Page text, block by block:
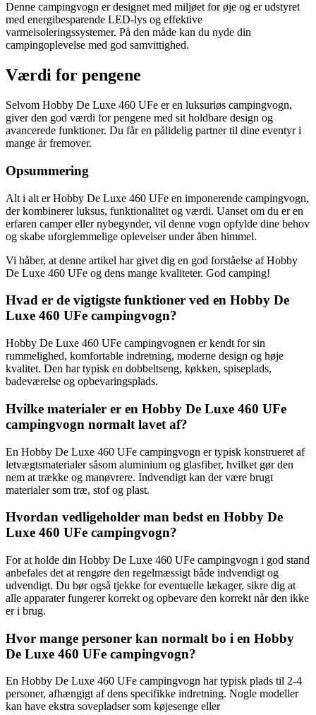
Denne campingvogn er designet med miljøet for øje og er udstyret
med energibesparende LED-lys og effektive
varmeisoleringssystemer. På den måde kan du nyde din
campingoplevelse med god samvittighed.
Værdi for pengene
Selvom Hobby De Luxe 460 UFe er en luksuriøs campingvogn,
giver den god værdi for pengene med sit holdbare design og
avancerede funktioner. Du får en pålidelig partner til dine eventyr i
mange år fremover.
Opsummering
Alt i alt er Hobby De Luxe 460 UFe en imponerende campingvogn,
der kombinerer luksus, funktionalitet og værdi. Uanset om du er en
erfaren camper eller nybegynder, vil denne vogn opfylde dine behov
og skabe uforglemmelige oplevelser under åben himmel.
Vi håber, at denne artikel har givet dig en god forståelse af Hobby
De Luxe 460 UFe og dens mange kvaliteter. God camping!
Hvad er de vigtigste funktioner ved en Hobby De
Luxe 460 UFe campingvogn?
Hobby De Luxe 460 UFe campingvognen er kendt for sin
rummelighed, komfortable indretning, moderne design og høje
kvalitet. Den har typisk en dobbeltseng, køkken, spiseplads,
badeværelse og opbevaringsplads.
Hvilke materialer er en Hobby De Luxe 460 UFe
campingvogn normalt lavet af?
En Hobby De Luxe 460 UFe campingvogn er typisk konstrueret af
letvægtsmaterialer såsom aluminium og glasfiber, hvilket gør den
nem at trække og manøvrere. Indvendigt kan der være brugt
materialer som træ, stof og plast.
Hvordan vedligeholder man bedst en Hobby De
Luxe 460 UFe campingvogn?
For at holde din Hobby De Luxe 460 UFe campingvogn i god stand
anbefales det at rengøre den regelmæssigt både indvendigt og
udvendigt. Du bør også tjekke for eventuelle lækager, sikre dig at
alle apparater fungerer korrekt og opbevare den korrekt når den ikke
er i brug.
Hvor mange personer kan normalt bo i en Hobby
De Luxe 460 UFe campingvogn?
En Hobby De Luxe 460 UFe campingvogn har typisk plads til 2-4
personer, afhængigt af dens specifikke indretning. Nogle modeller
kan have ekstra sovepladser som køjesenge eller